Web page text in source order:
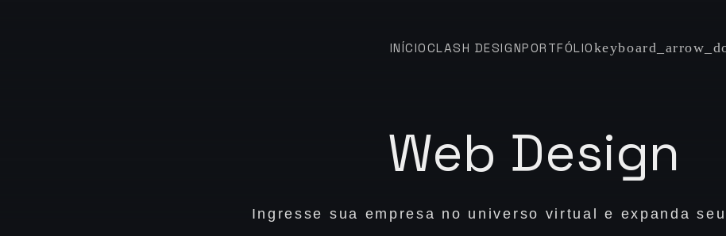
INÍCIOCLASH DESIGNPORTFÓLIO
Web Design
Ingresse sua empresa no universo virtual e expanda